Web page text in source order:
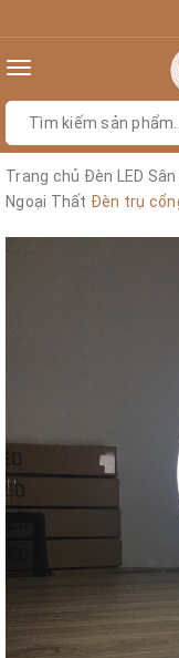
Toggle
Trang chủ Đèn LED
Ngoại Thất Đèn trụ